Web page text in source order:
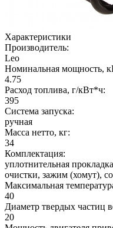
Характеристики
Производитель:
Leo
Номинальная мощность,
4.75
Расход топлива, г/кВт*ч:
395
Система запуска:
ручная
Масса нетто, кг:
34
Комплектация:
уплотнительная
очистки, зажим (хомут),
Максимальная
40
Диаметр твердых частиц
20